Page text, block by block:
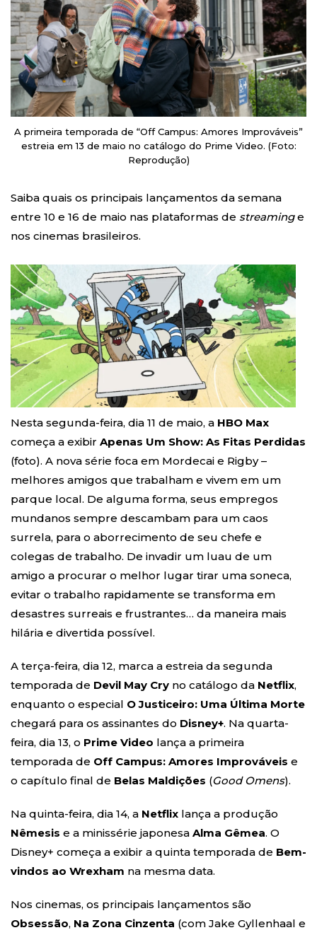
A primeira temporada de “Off Campus: Amores Improváveis”
estreia em 13 de maio no catálogo do Prime Video. (Foto:
Reprodução)
Saiba quais os principais lançamentos da semana
entre 10 e 16 de maio nas plataformas de streaminge
nos cinemas brasileiros.
Nesta segunda-feira, dia 11 de maio, a HBO Max
começa a exibir Apenas Um Show: As Fitas Perdidas
(foto). A nova série foca em Mordecai e Rigby –
melhores amigos que trabalham e vivem em um
parque local. De alguma forma, seus empregos
mundanos sempre descambam para um caos
surrela, para o aborrecimento de seu chefe e
colegas de trabalho. De invadir um luau de um
amigo a procurar o melhor lugar tirar uma soneca,
evitar o trabalho rapidamente se transforma em
desastres surreais e frustrantes… da maneira mais
hilária e divertida possível.
A terça-feira, dia 12, marca a estreia da segunda
temporada de Devil May Cry no catálogo da Netflix,
enquanto o especial O Justiceiro: Uma Última Morte
chegará para os assinantes do Disney+. Na quarta-
feira, dia 13, o Prime Video lança a primeira
temporada de Off Campus: Amores Improváveis e
o capítulo final de Belas Maldições (Good Omens).
Na quinta-feira, dia 14, a Netflix lança a produção
Nêmesis e a minissérie japonesa Alma Gêmea. O
Disney+ começa a exibir a quinta temporada de Bem-
vindos ao Wrexham na mesma data.
Nos cinemas, os principais lançamentos são
Obsessão, Na Zona Cinzenta (com Jake Gyllenhaal e